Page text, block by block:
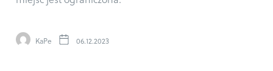
KaPe 06.12.2023